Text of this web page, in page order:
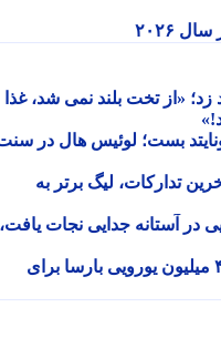
«از تخت بلند نمی شد، غذا
بست؛ لوئیس هال در سنت
۴ گل در آخرین تدارکات، لیگ برتر به
آستانه جدایی نجات یافت،
هم در کمین؛ پیشنهاد ۴۵ میلیون یورویی بارسا برای